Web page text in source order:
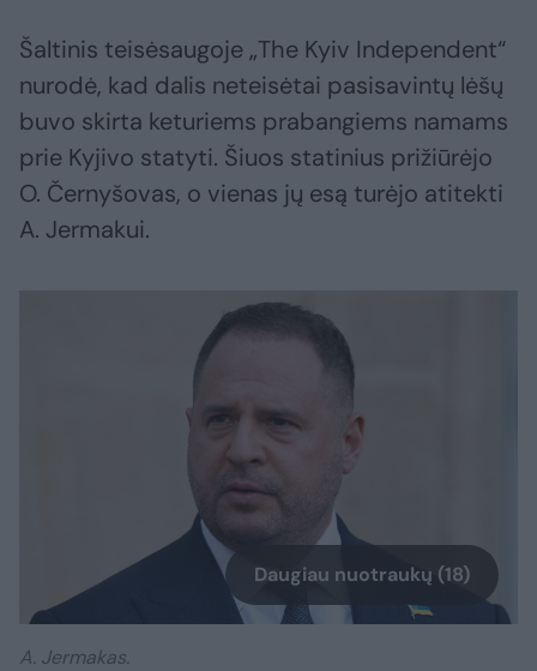
Šaltinis teisėsaugoje „The Kyiv Independent“
nurodė, kad dalis neteisėtai pasisavintų lėšų
buvo skirta keturiems prabangiems namams
prie Kyjivo statyti. Šiuos statinius prižiūrėjo
O. Černyšovas, o vienas jų esą turėjo atitekti
A. Jermakui.
Daugiau nuotraukų (18)
A. Jermakas.